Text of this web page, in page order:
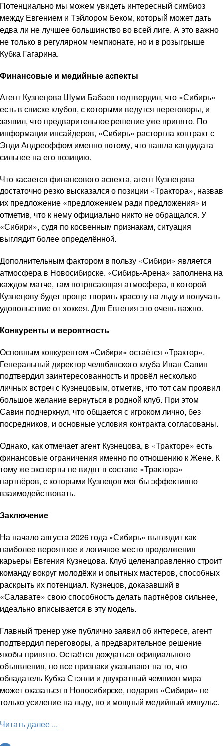
Потенциально мы можем увидеть интересный симбиоз
между Евгением и Тэйлором Беком, который может дать
едва ли не лучшее большинство во всей лиге. А это важно
не только в регулярном чемпионате, но и в розыгрыше
Кубка Гагарина.
Финансовые и медийные аспекты
Агент Кузнецова Шуми Бабаев подтвердил, что «Сибирь»
есть в списке клубов, с которыми ведутся переговоры, и
заявил, что предварительное решение уже принято. По
информации инсайдеров, «Сибирь» расторгла контракт с
Энди Андреоффом именно потому, что нашла кандидата
сильнее на его позицию.
Что касается финансового аспекта, агент Кузнецова
достаточно резко высказался о позиции «Трактора», назвав
их предложение «предложением ради предложения» и
отметив, что к нему официально никто не обращался. У
«Сибири», судя по косвенным признакам, ситуация
выглядит более определённой.
Дополнительным фактором в пользу «Сибири» является
атмосфера в Новосибирске. «Сибирь-Арена» заполнена на
каждом матче, там потрясающая атмосфера, в которой
Кузнецову будет проще творить красоту на льду и получать
удовольствие от хоккея. Для Евгения это очень важно.
Конкуренты и вероятность
Основным конкурентом «Сибири» остаётся «Трактор».
Генеральный директор челябинского клуба Иван Савин
подтвердил заинтересованность и провёл несколько
личных встреч с Кузнецовым, отметив, что тот сам проявил
большое желание вернуться в родной клуб. При этом
Савин подчеркнул, что общается с игроком лично, без
посредников, и основные условия контракта согласованы.
Однако, как отмечает агент Кузнецова, в «Тракторе» есть
финансовые ограничения именно по отношению к Жене. К
тому же эксперты не видят в составе «Трактора»
партнёров, с которыми Кузнецов мог бы эффективно
взаимодействовать.
Заключение
На начало августа 2026 года «Сибирь» выглядит как
наиболее вероятное и логичное место продолжения
карьеры Евгения Кузнецова. Клуб целенаправленно строит
команду вокруг молодёжи и опытных мастеров, способных
раскрыть их потенциал. Кузнецов, доказавший в
«Салавате» свою способность делать партнёров сильнее,
идеально вписывается в эту модель.
Главный тренер уже публично заявил об интересе, агент
подтвердил переговоры, а предварительное решение
якобы принято. Остаётся дождаться официального
объявления, но все признаки указывают на то, что
обладатель Кубка Стэнли и двукратный чемпион мира
может оказаться в Новосибирске, подарив «Сибири» не
только усиление на льду, но и мощный медийный импульс.
Читать далее ...